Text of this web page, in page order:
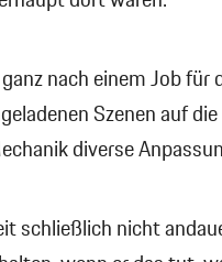
nach einem Job für
Szenen auf
diverse
schließlich nicht